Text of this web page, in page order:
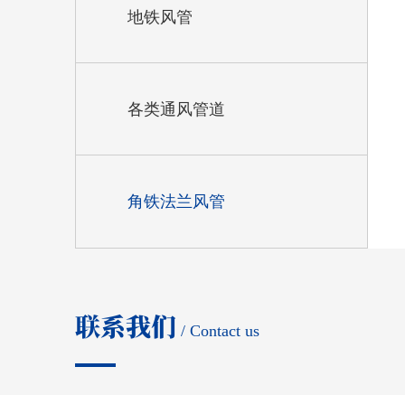
地铁风管
各类通风管道
角铁法兰风管
联系我们 / Contact us